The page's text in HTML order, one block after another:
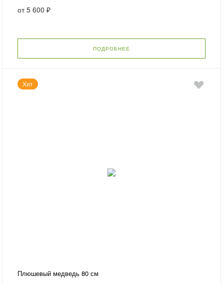
от5 600 ₽
ПОДРОБНЕЕ
Хит
Плюшевый медведь 80 см